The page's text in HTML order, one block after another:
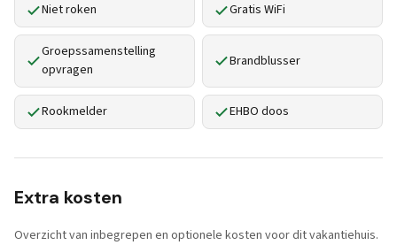
Niet roken Gratis WiFi
Groepssamenstelling
opvragen
Brandblusser
Rookmelder EHBO doos
Extra kosten
Overzicht van inbegrepen en optionele kosten voor dit vakantiehuis.